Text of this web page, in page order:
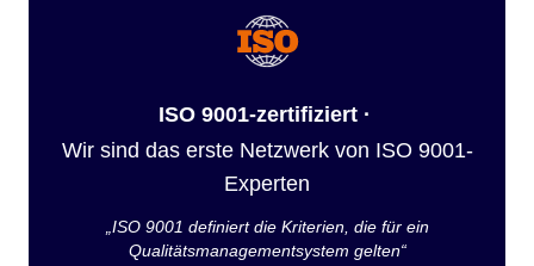
ISO 9001-zertifiziert ·
Wir sind das erste Netzwerk von ISO 9001-
Experten
„ISO 9001 definiert die Kriterien, die für ein
Qualitätsmanagementsystem gelten“